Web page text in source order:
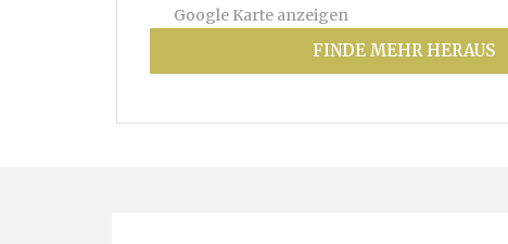
Google Karte anzeigen
FINDE MEHR HERAUS